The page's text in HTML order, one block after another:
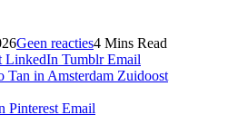
Geen reacties4 Mins Read
LinkedIn Tumblr Email
Pinterest Email